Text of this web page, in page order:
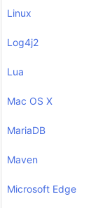
Linux
Log4j2
Lua
Mac OS X
MariaDB
Maven
Microsoft Edge